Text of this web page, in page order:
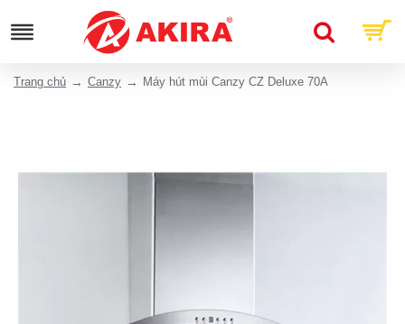
Trang chủ Canzy Máy hút mùi Canzy CZ Deluxe 70A